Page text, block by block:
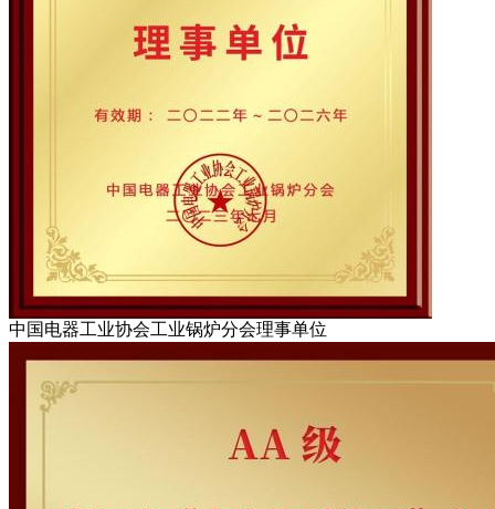
中国电器工业协会工业锅炉分会理事单位